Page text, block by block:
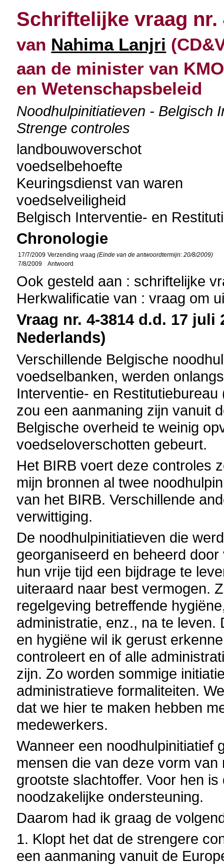
Schriftelijke vraag nr.
van Nahima Lanjri
aan de minister van
en Wetenschapsbeleid
Noodhulpinitiatieven - Belgisch
Strenge controles
landbouwoverschot
voedselbehoefte
Keuringsdienst van waren
voedselveiligheid
Belgisch Interventie- en
Chronologie
17/7/2009 Verzending vraag(Einde van de antwoordtermijn: 20/8/2009)
7/8/2009
Antwoord
Ook gesteld aan : schriftelijke
Herkwalificatie van : vraag om
Vraag nr. 4-3814 d.d. 17
Nederlands)
Verschillende Belgische
voedselbanken, werden
Interventie- en
zou een aanmaning zijn vanuit
Belgische overheid te weinig
voedseloverschotten gebeurt.
Het BIRB voert deze controles
mijn bronnen al twee
van het BIRB. Verschillende
verwittiging.
De noodhulpinitiatieven die
georganiseerd en beheerd
hun vrije tijd een bijdrage te
uiteraard naar best vermogen.
regelgeving betreffende
administratie, enz., na te
en hygiëne wil ik gerust
controleert en of alle
zijn. Zo worden sommige
administratieve formaliteiten.
dat we hier te maken hebben
medewerkers.
Wanneer een noodhulpinitiatief
mensen die van deze vorm
grootste slachtoffer. Voor hen
noodzakelijke ondersteuning.
Daarom had ik graag de
1. Klopt het dat de strengere
een aanmaning vanuit de